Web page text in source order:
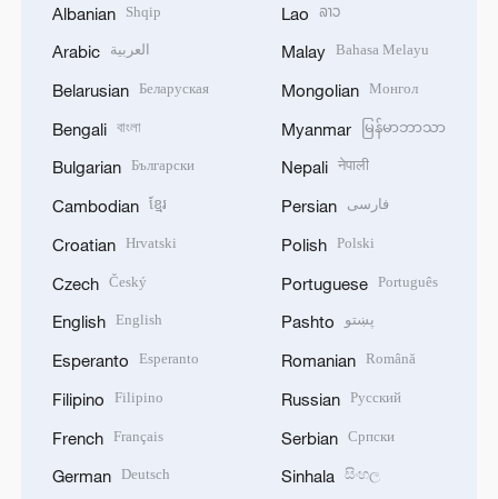
Albanian Shqip
Arabic العربية
Belarusian Беларуская
Bengali বাংলা
Bulgarian Български
Cambodian ខ្មែរ
Croatian Hrvatski
Czech Český
English English
Esperanto Esperanto
Filipino Filipino
French Français
German Deutsch
Lao ລາວ
Malay Bahasa Melayu
Mongolian Монгол
Myanmar မြန်မာဘာသာ
Nepali नेपाली
Persian فارسی
Polish Polski
Portuguese Português
Pashto پښتو
Romanian Română
Russian Русский
Serbian Српски
Sinhala සිංහල